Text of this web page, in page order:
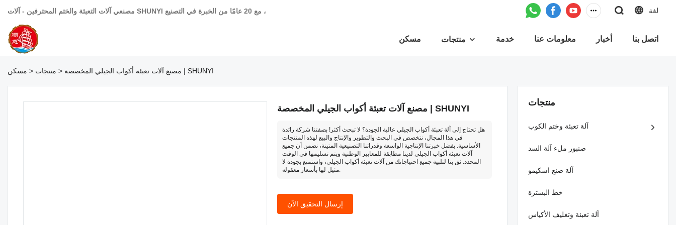
مصنعي آلات التعبئة والختم المحترفين - آلات SHUNYI مع 20 عامًا من الخبرة في التصنيع ، لغة
مسكن منتجات خدمة معلومات عنا أخبار اتصل بنا
مسكن > منتجات > مصنع آلات تعبئة أكواب الجيلي المخصصة | SHUNYI
مصنع آلات تعبئة أكواب الجيلي المخصصة | SHUNYI
هل تحتاج إلى آلة تعبئة أكواب الجيلي عالية الجودة؟ لا تبحث أكثر! بصفتنا شركة رائدة
في هذا المجال، نتخصص في البحث والتطوير والإنتاج والبيع لهذه المنتجات
الأساسية. بفضل خبرتنا الإنتاجية الواسعة وقدراتنا التصنيعية المتينة، نضمن أن جميع
آلات تعبئة أكواب الجيلي لدينا مطابقة للمعايير الوطنية ويتم تسليمها في الوقت
المحدد. ثق بنا لتلبية جميع احتياجاتك من آلات تعبئة أكواب الجيلي، واستمتع بجودة لا
مثيل لها بأسعار معقولة.
إرسال التحقيق الآن
منتجات
آلة تعبئة وختم الكوب
صنبور ملء آلة السد
آلة صنع اسكيمو
خط البسترة
آلة تعبئة وتغليف الأكياس